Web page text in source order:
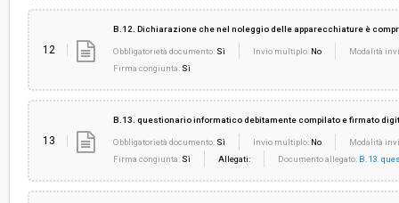
12
B.12. Dichiarazione che nel noleggio delle apparecchiature è
Obbligatorietà documento: Sì Invio multiplo: No
Modalità
Firma congiunta: Sì
13
B.13. questionario informatico debitamente compilato e firmato
Obbligatorietà documento: Sì Invio multiplo: No
Modalità
Firma congiunta: Sì Allegati: Documento allegato: B.13.